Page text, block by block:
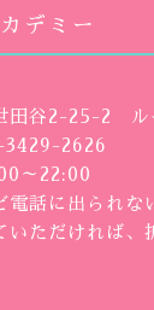
デミー
田谷2-25-2 ル
2626
～22:00
話に出られな
いただければ、